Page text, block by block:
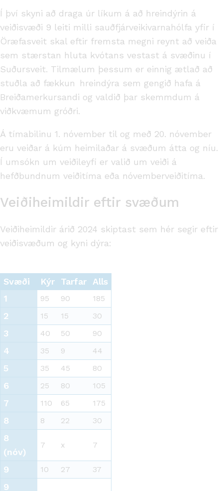
Í því skyni að draga úr líkum á að hreindýrin á
veiðisvæði 9 leiti milli sauðfjárveikivarnahólfa yfir í
Öræfasveit skal eftir fremsta megni reynt að veiða
sem stærstan hluta kvótans vestast á svæðinu í
Suðursveit. Tilmælum þessum er einnig ætlað að
stuðla að fækkun hreindýra sem gengið hafa á
Breiðamerkursandi og valdið þar skemmdum á
viðkvæmum gróðri.
Á tímabilinu 1. nóvember til og með 20. nóvember
eru veiðar á kúm heimilaðar á svæðum átta og níu.
Í umsókn um veiðileyfi er valið um veiði á
hefðbundnum veiðitíma eða nóvemberveiðitíma.
Veiðiheimildir eftir svæðum
Veiðiheimildir árið 2024 skiptast sem hér segir eftir
veiðisvæðum og kyni dýra:
Svæði Kýr Tarfar
Alls
1
95 90 185
2 15 15 30
3 40 50 90
4 35 9 44
5 35 45 80
6 25 80 105
7 110 65 175
8 8 22 30
8
(nóv)
7 x 7
9 10 27 37
9